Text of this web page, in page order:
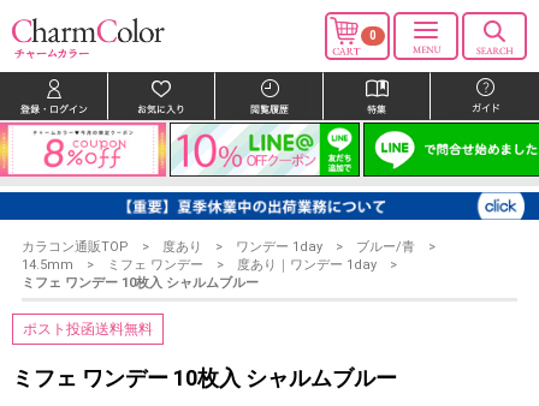
0
カラコン通販TOP 度あり ワンデー 1day
ブルー/青
14.5mm
ミフェ ワンデー
度あり｜ワンデー 1day
ミフェ ワンデー 10枚入 シャルムブルー
ポスト投函送料無料
ミフェ ワンデー 10枚入 シャルムブルー